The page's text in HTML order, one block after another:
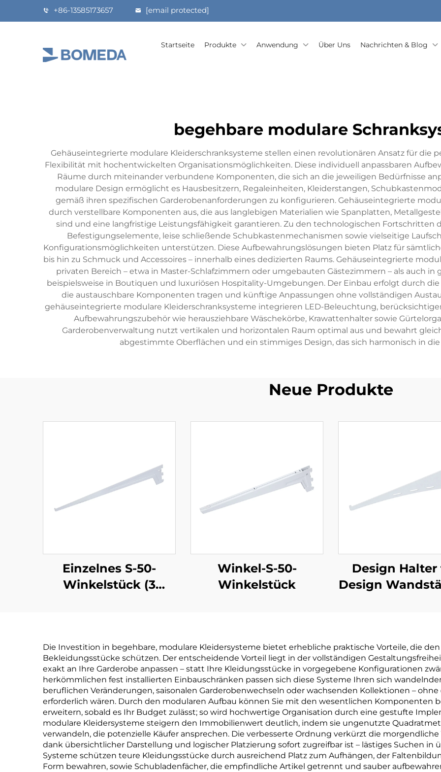
+86-13585173657 [email protected]
Startseite Produkte Anwendung Über Uns Nachrichten & Blog
begehbare modulare
Gehäuseintegrierte modulare Kleiderschranksysteme stellen einen revolutionären Ansatz für die
Flexibilität mit hochentwickelten Organisationsmöglichkeiten. Diese individuell anpassbaren
Räume durch miteinander verbundene Komponenten, die sich an die jeweiligen Bedürfnisse
modulare Design ermöglicht es Hausbesitzern, Regaleinheiten, Kleiderstangen,
gemäß ihren spezifischen Garderobenanforderungen zu konfigurieren. Gehäuseintegrierte
durch verstellbare Komponenten aus, die aus langlebigen Materialien wie Spanplatten,
sind und eine langfristige Leistungsfähigkeit garantieren. Zu den technologischen Fortschritten
Befestigungselemente, leise schließende Schubkastenmechanismen sowie vielseitige
Konfigurationsmöglichkeiten unterstützen. Diese Aufbewahrungslösungen bieten Platz für
bis hin zu Schmuck und Accessoires – innerhalb eines dedizierten Raums. Gehäuseintegrierte
privaten Bereich – etwa in Master-Schlafzimmern oder umgebauten Gästezimmern – als auch
beispielsweise in Boutiquen und luxuriösen Hospitality-Umgebungen. Der Einbau erfolgt durch
die austauschbare Komponenten tragen und künftige Anpassungen ohne vollständigen
gehäuseintegrierte modulare Kleiderschranksysteme integrieren LED-Beleuchtung,
Aufbewahrungszubehör wie herausziehbare Wäschekörbe, Krawattenhalter sowie
Garderobenverwaltung nutzt vertikalen und horizontalen Raum optimal aus und bewahrt
abgestimmte Oberflächen und ein stimmiges Design, das sich harmonisch in
Neue Produkte
Einzelnes S-50-
Winkelstück (3
Winkel-S-50-
Winkelstück
Design Halter
Design
Die Investition in begehbare, modulare Kleidersysteme bietet erhebliche praktische Vorteile, die
Bekleidungsstücke schützen. Der entscheidende Vorteil liegt in der vollständigen
exakt an Ihre Garderobe anpassen – statt Ihre Kleidungsstücke in vorgegebene Konfigurationen
herkömmlichen fest installierten Einbauschränken passen sich diese Systeme Ihren sich
beruflichen Veränderungen, saisonalen Garderobenwechseln oder wachsenden Kollektionen –
erforderlich wären. Durch den modularen Aufbau können Sie mit den wesentlichen Komponenten
erweitern, sobald es Ihr Budget zulässt; so wird hochwertige Organisation durch eine gestufte
modulare Kleidersysteme steigern den Immobilienwert deutlich, indem sie ungenutzte
verwandeln, die potenzielle Käufer ansprechen. Die verbesserte Ordnung verkürzt die
dank übersichtlicher Darstellung und logischer Platzierung sofort zugreifbar ist – lästiges Suchen in
Systeme schützen teure Kleidungsstücke durch ausreichend Platz zum Aufhängen, der
Form bewahren, sowie Schubladenfächer, die empfindliche Artikel getrennt und sauber